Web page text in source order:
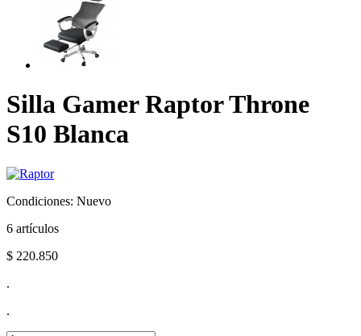
Silla Gamer Raptor Throne
S10 Blanca
Condiciones: Nuevo
6 artículos
$ 220.850
.
.